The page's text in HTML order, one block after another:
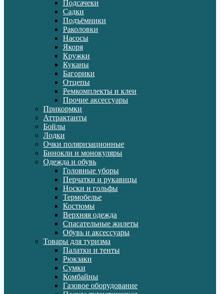
Подсачеки
Садки
Подъёмники
Раколовки
Насосы
Якоря
Кружки
Куканы
Багорики
Отцепы
Ремкомплекты и клеи
Прочие аксессуары
Прикормки
Аттрактанты
Бойлы
Лодки
Очки поляризационные
Бинокли и монокуляры
Одежда и обувь
Головные уборы
Перчатки и рукавицы
Носки и гольфы
Термобелье
Костюмы
Верхняя одежда
Спасательные жилеты
Обувь и аксессуары
Товары для туризма
Палатки и тенты
Рюкзаки
Сумки
Комбайны
Газовое оборудование